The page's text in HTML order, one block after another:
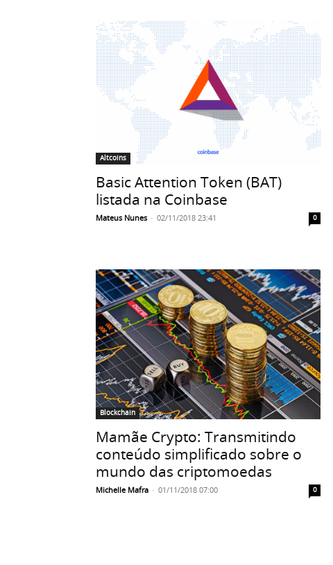
Altcoins
Basic Attention Token (BAT)
listada na Coinbase
Mateus Nunes - 02/11/2018 23:41 0
Blockchain
Mamãe Crypto: Transmitindo
conteúdo simplificado sobre o
mundo das criptomoedas
Michelle Mafra - 01/11/2018 07:00 0